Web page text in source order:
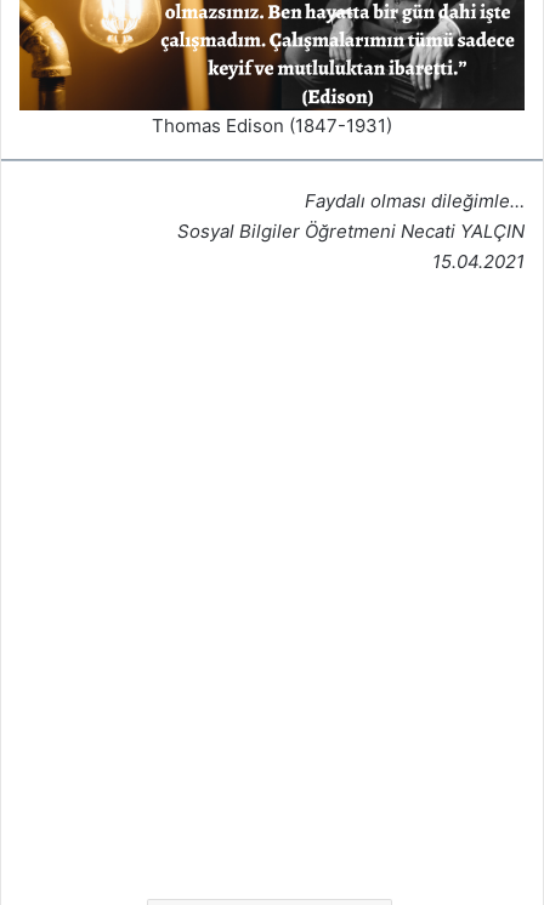
Thomas Edison (1847-1931)
Faydalı olması dileğimle…
Sosyal Bilgiler Öğretmeni Necati YALÇIN
15.04.2021